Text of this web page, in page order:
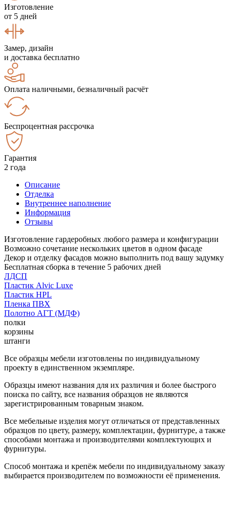
Изготовление
от 5 дней
Замер, дизайн
и доставка бесплатно
Оплата наличными, безналичный расчёт
Беспроцентная рассрочка
Гарантия
2 года
Описание
Отделка
Внутреннее наполнение
Информация
Отзывы
Изготовление гардеробных любого размера и конфигурации
Возможно сочетание нескольких цветов в одном фасаде
Декор и отделку фасадов можно выполнить под вашу задумку
Бесплатная сборка в течение 5 рабочих дней
ЛДСП
Пластик Alvic Luxe
Пластик HPL
Пленка ПВХ
Полотно АГТ (МДФ)
полки
корзины
штанги
Все образцы мебели изготовлены по индивидуальному
проекту в единственном экземпляре.
Образцы имеют названия для их различия и более быстрого
поиска по сайту, все названия образцов не являются
зарегистрированным товарным знаком.
Все мебельные изделия могут отличаться от представленных
образцов по цвету, размеру, комплектации, фурнитуре, а также
способами монтажа и производителями комплектующих и
фурнитуры.
Способ монтажа и крепёж мебели по индивидуальному заказу
выбирается производителем по возможности её применения.